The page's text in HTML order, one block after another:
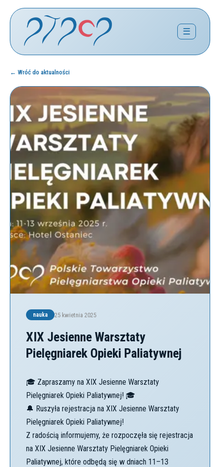
☰
← Wróć do aktualności
nauka 25 kwietnia 2025
XIX Jesienne Warsztaty
Pielęgniarek Opieki Paliatywnej
🎓 Zapraszamy na XIX Jesienne Warsztaty
Pielęgniarek Opieki Paliatywnej! 🎓
🔔 Ruszyła rejestracja na XIX Jesienne Warsztaty
Pielęgniarek Opieki Paliatywnej!
Z radością informujemy, że rozpoczęła się rejestracja
na XIX Jesienne Warsztaty Pielęgniarek Opieki
Paliatywnej, które odbędą się w dniach 11–13